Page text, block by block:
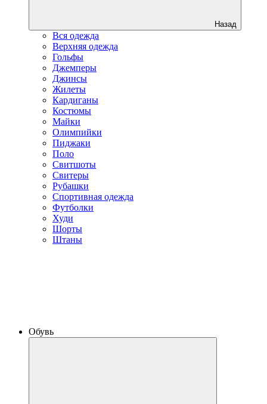
Назад
Вся одежда
Верхняя одежда
Гольфы
Джемперы
Джинсы
Жилеты
Кардиганы
Костюмы
Майки
Олимпийки
Пиджаки
Поло
Свитшоты
Свитеры
Рубашки
Спортивная одежда
Футболки
Худи
Шорты
Штаны
Обувь